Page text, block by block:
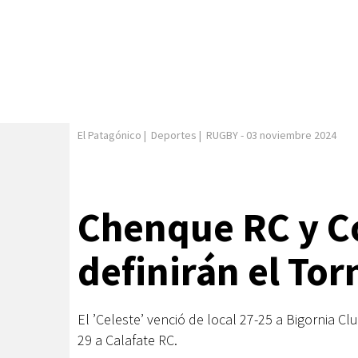
El Patagónico | Deportes | RUGBY- 03 noviembre 2024
Chenque RC y
definirán el
El ’Celeste’ venció de local 27-25 a Bigornia
29 a Calafate RC.